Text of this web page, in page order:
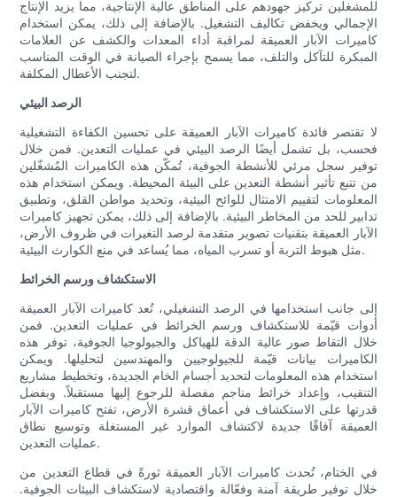
للمشغلين تركيز جهودهم على المناطق عالية الإنتاجية، مما يزيد الإنتاج
الإجمالي ويخفض تكاليف التشغيل. بالإضافة إلى ذلك، يمكن استخدام
كاميرات الآبار العميقة لمراقبة أداء المعدات والكشف عن العلامات
المبكرة للتآكل والتلف، مما يسمح بإجراء الصيانة في الوقت المناسب
لتجنب الأعطال المكلفة.
الرصد البيئي
لا تقتصر فائدة كاميرات الآبار العميقة على تحسين الكفاءة التشغيلية
فحسب، بل تشمل أيضًا الرصد البيئي في عمليات التعدين. فمن خلال
توفير سجل مرئي للأنشطة الجوفية، تُمكّن هذه الكاميرات المُشغّلين
من تتبع تأثير أنشطة التعدين على البيئة المحيطة. ويمكن استخدام هذه
المعلومات لتقييم الامتثال للوائح البيئية، وتحديد مواطن القلق، وتطبيق
تدابير للحد من المخاطر البيئية. بالإضافة إلى ذلك، يمكن تجهيز كاميرات
الآبار العميقة بتقنيات تصوير متقدمة لرصد التغيرات في ظروف الأرض،
مثل هبوط التربة أو تسرب المياه، مما يُساعد في منع الكوارث البيئية.
الاستكشاف ورسم الخرائط
إلى جانب استخدامها في الرصد التشغيلي، تُعد كاميرات الآبار العميقة
أدوات قيّمة للاستكشاف ورسم الخرائط في عمليات التعدين. فمن
خلال التقاط صور عالية الدقة للهياكل والجيولوجيا الجوفية، توفر هذه
الكاميرات بيانات قيّمة للجيولوجيين والمهندسين لتحليلها. ويمكن
استخدام هذه المعلومات لتحديد أجسام الخام الجديدة، وتخطيط مشاريع
التنقيب، وإعداد خرائط مناجم مفصلة للرجوع إليها مستقبلاً. وبفضل
قدرتها على الاستكشاف في أعماق قشرة الأرض، تفتح كاميرات الآبار
العميقة آفاقًا جديدة لاكتشاف الموارد غير المستغلة وتوسيع نطاق
عمليات التعدين.
في الختام، تُحدث كاميرات الآبار العميقة ثورةً في قطاع التعدين من
خلال توفير طريقة آمنة وفعّالة واقتصادية لاستكشاف البيئات الجوفية.